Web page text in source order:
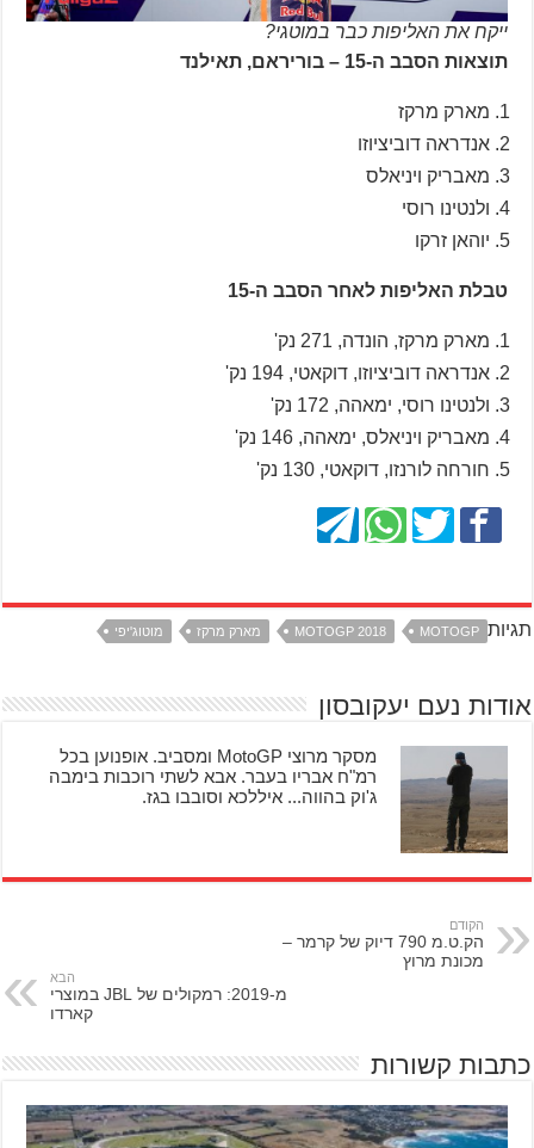
ייקח את האליפות כבר במוטגי?
תוצאות הסבב ה-15 – בוריראם, תאילנד
מארק מרקז
אנדראה דוביציוזו
מאבריק ויניאלס
ולנטינו רוסי
יוהאן זרקו
טבלת האליפות לאחר הסבב ה-15
מארק מרקז, הונדה, 271 נק'
אנדראה דוביציוזו, דוקאטי, 194 נק'
ולנטינו רוסי, ימאהה, 172 נק'
מאבריק ויניאלס, ימאהה, 146 נק'
חורחה לורנזו, דוקאטי, 130 נק'
תגיות MOTOGP
MOTOGP 2018 מארק מרקז מוטוג'יפי
אודות נעם יעקובסון
מסקר מרוצי MotoGP ומסביב. אופנוען בכל
רמ"ח אבריו בעבר. אבא לשתי רוכבות בימבה
ג'וק בהווה... איללכא וסובבו בגז.
הקודם
הק.ט.מ 790 דיוק של קרמר –
מכונת מרוץ
הבא
מ-2019: רמקולים של JBL במוצרי
קארדו
כתבות קשורות